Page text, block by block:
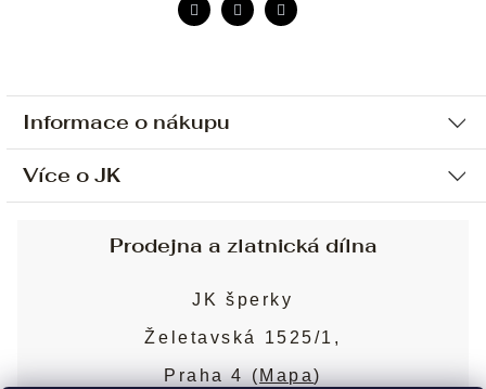
Informace o nákupu
Ochrana osobních údajů
Sjednání osobní schůzky
Obchodní podmínky
Puncovní značky
Více o JK
Blog
Prodejna a zlatnická dílna
JK šperky
Želetavská 1525/1,
Praha 4 ( Mapa)